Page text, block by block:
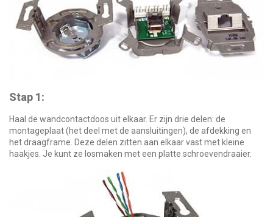
Stap 1:
Haal de wandcontactdoos uit elkaar. Er zijn drie delen: de
montageplaat (het deel met de aansluitingen), de afdekking en
het draagframe. Deze delen zitten aan elkaar vast met kleine
haakjes. Je kunt ze losmaken met een platte schroevendraaier.